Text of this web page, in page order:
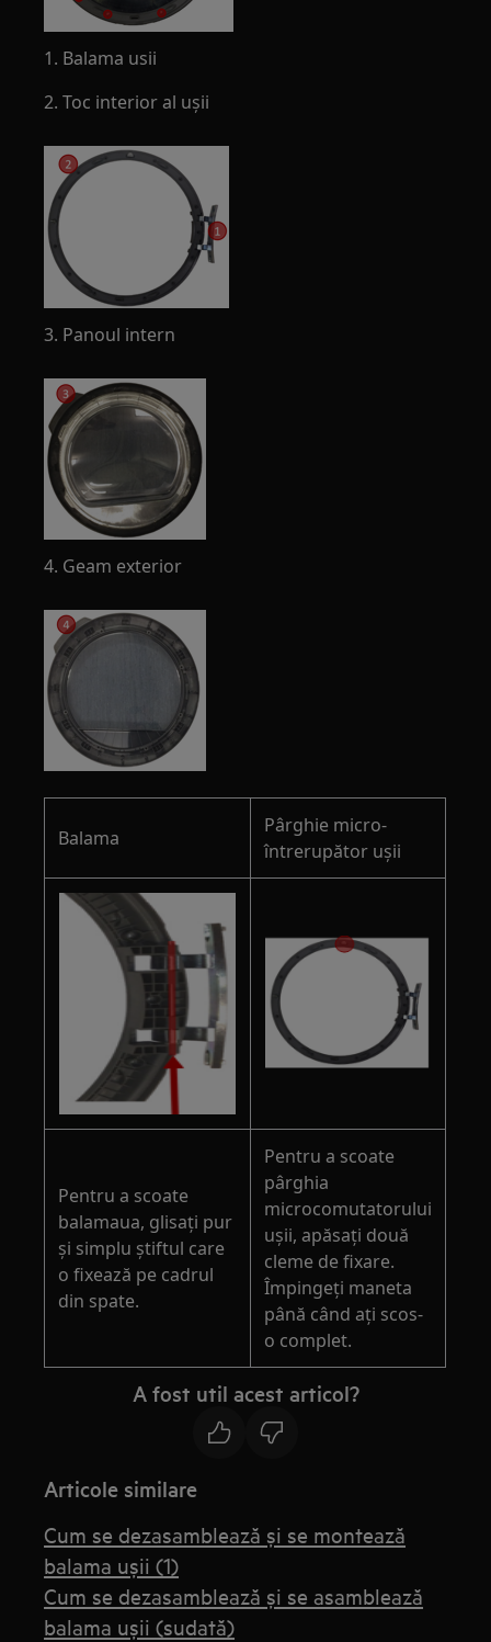
1. Balama usii
2. Toc interior al ușii
3. Panoul intern
4. Geam exterior
Balama
Pârghie micro-
întrerupător ușii
Pentru a scoate
balamaua, glisați pur
și simplu știftul care
o fixează pe cadrul
din spate.
Pentru a scoate
pârghia
microcomutatorului
ușii, apăsați două
cleme de fixare.
Împingeți maneta
până când ați scos-
o complet.
A fost util acest articol?
Articole similare
Cum se dezasamblează și se montează
balama ușii (1)
Cum se dezasamblează și se asamblează
balama ușii (sudată)